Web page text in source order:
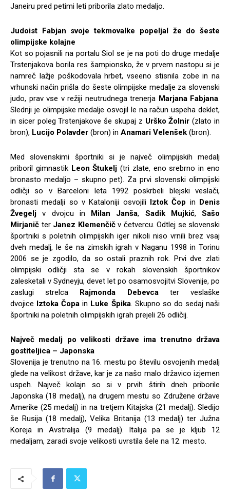
Janeiru pred petimi leti priborila zlato medaljo.
Judoist Fabjan svoje tekmovalke popeljal že do šeste
olimpijske kolajne
Kot so pojasnili na portalu Siol se je na poti do druge medalje
Trstenjakova borila res šampionsko, že v prvem nastopu si je
namreč lažje poškodovala hrbet, vseeno stisnila zobe in na
vrhunski način prišla do šeste olimpijske medalje za slovenski
judo, prav vse v režiji neutrudnega trenerja Marjana Fabjana.
Slednji je olimpijske medalje osvojil le na račun uspeha deklet,
in sicer poleg Trstenjakove še skupaj z Urško Žolnir (zlato in
bron), Lucijo Polavder (bron) in Anamari Velenšek (bron).
Med slovenskimi športniki si je največ olimpijskih medalj
priboril gimnastik Leon Štukelj (tri zlate, eno srebrno in eno
bronasto medaljo – skupno pet). Za prvi slovenski olimpijski
odličji so v Barceloni leta 1992 poskrbeli blejski veslači,
bronasti medalji so v Kataloniji osvojiliIztok Čop in Denis
Žvegelj v dvojcu in Milan Janša, Sadik Mujkić, Sašo
Mirjanič ter Janez Klemenčičv četvercu. Odtlej se slovenski
športniki s poletnih olimpijskih iger nikoli niso vrnili brez vsaj
dveh medalj, le še na zimskih igrah v Naganu 1998 in Torinu
2006 se je zgodilo, da so ostali praznih rok. Prvi dve zlati
olimpijski odličji sta se v rokah slovenskih športnikov
zalesketali v Sydneyju, devet let po osamosvojitvi Slovenije, po
zaslugi strelca Rajmonda Debevcater veslaške
dvojice Iztoka Čopa in Luke Špika. Skupno so do sedaj naši
športniki na poletnih olimpijskih igrah prejeli 26 odličij.
Največ medalj po velikosti države ima trenutno država
gostiteljica – Japonska
Slovenija je trenutno na 16. mestu po številu osvojenih medalj
glede na velikost države, kar je za našo malo državico izjemen
uspeh. Največ kolajn so si v prvih štirih dneh priborile
Japonska (18 medalj), na drugem mestu so Združene države
Amerike (25 medalj) in na tretjem Kitajska (21 medalj). Sledijo
še Rusija (18 medalj), Velika Britanija (13 medalj) ter Južna
Koreja in Avstralija (9 medalj). Italija pa se je kljub 12
medaljam, zaradi svoje velikosti uvrstila šele na 12. mesto.